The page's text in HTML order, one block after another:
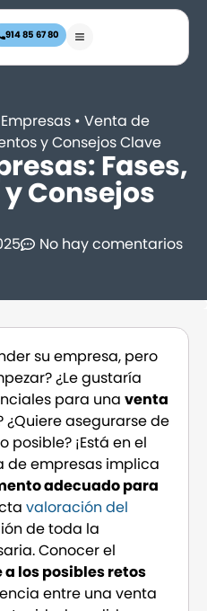
914 85 67 80
• Venta de
y Consejos Clave
Fases,
Consejos
No hay comentarios
su empresa, pero
¿Le gustaría
para una venta
¿Quiere asegurarse de
¡Está en el
de empresas implica
adecuado para
valoración del
de toda la
Conocer el
los posibles retos
entre una venta